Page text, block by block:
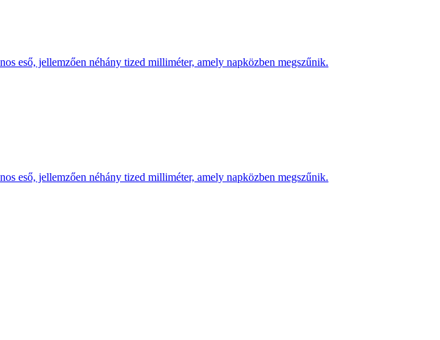
eső, jellemzően néhány tized milliméter, amely napközben megszűnik.
eső, jellemzően néhány tized milliméter, amely napközben megszűnik.